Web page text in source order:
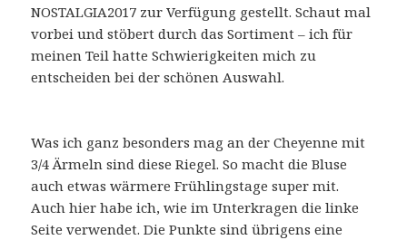
NOSTALGIA2017 zur Verfügung gestellt. Schaut mal
vorbei und stöbert durch das Sortiment – ich für
meinen Teil hatte Schwierigkeiten mich zu
entscheiden bei der schönen Auswahl.
Was ich ganz besonders mag an der Cheyenne mit
3/4 Ärmeln sind diese Riegel. So macht die Bluse
auch etwas wärmere Frühlingstage super mit.
Auch hier habe ich, wie im Unterkragen die linke
Seite verwendet. Die Punkte sind übrigens eine